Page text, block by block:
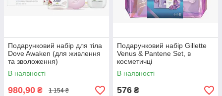
Подарунковий набір для тіла
Dove Awaken (для живлення
та зволоження)
В наявності
980,90 ₴ 1 154 ₴
Подарунковий набір Gillette
Venus & Pantene Set, в
косметичці
В наявності
576 ₴